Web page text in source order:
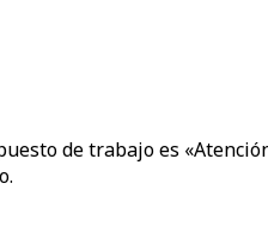
de trabajo es